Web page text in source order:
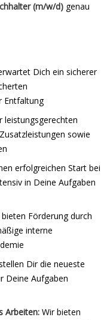
(m/w/d) genau
Dich ein sicherer
Entfaltung
leistungsgerechten
sowie
erfolgreichen Start bei
in Deine Aufgaben
bieten Förderung durch
interne
Dir die neueste
Deine Aufgaben
Arbeiten: Wir bieten